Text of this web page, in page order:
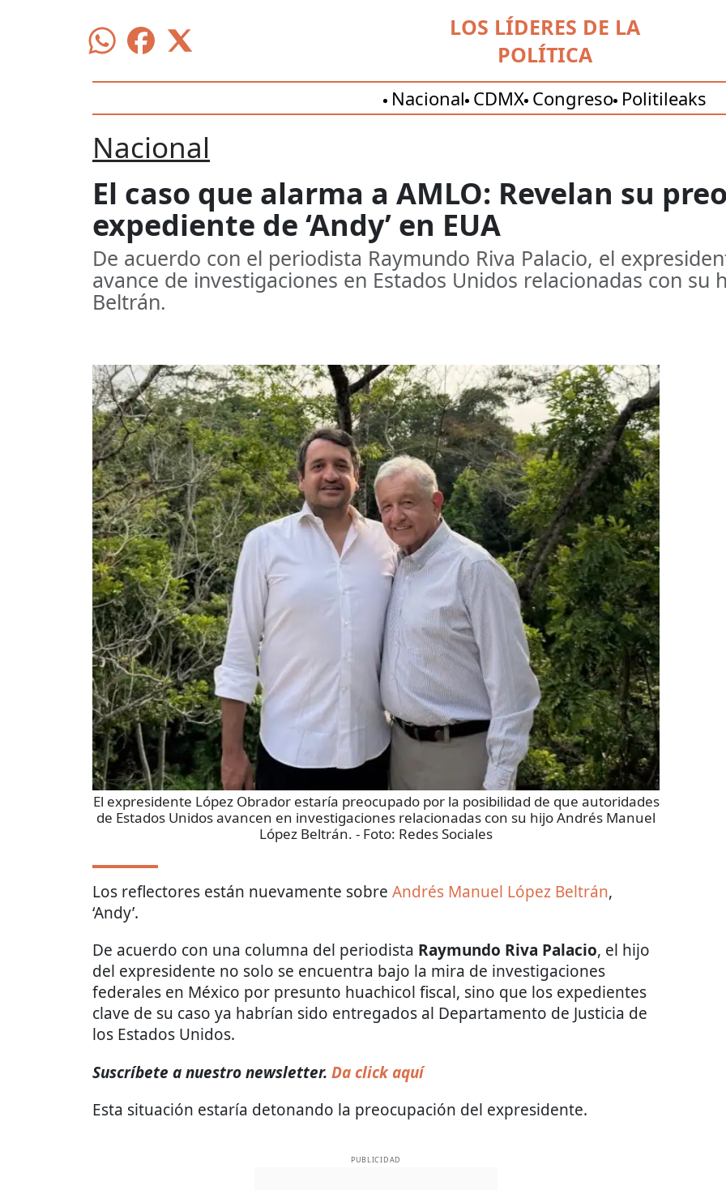
LOS LÍDERES DE LA
POLÍTICA
Nacional CDMX Congreso Politileaks
Nacional
El caso que alarma a AMLO: Revelan su
expediente de ‘Andy’ en EUA
De acuerdo con el periodista Raymundo Riva Palacio, el
avance de investigaciones en Estados Unidos relacionadas con su
Beltrán.
El expresidente López Obrador estaría preocupado por la posibilidad de que autoridades
de Estados Unidos avancen en investigaciones relacionadas con su hijo Andrés Manuel
López Beltrán. - Foto: Redes Sociales
Los reflectores están nuevamente sobre Andrés Manuel López Beltrán,
‘Andy’.
De acuerdo con una columna del periodista Raymundo Riva Palacio, el hijo
del expresidente no solo se encuentra bajo la mira de investigaciones
federales en México por presunto huachicol fiscal, sino que los expedientes
clave de su caso ya habrían sido entregados al Departamento de Justicia de
los Estados Unidos.
Suscríbete a nuestro newsletter. Da click aquí
Esta situación estaría detonando la preocupación del expresidente.
PUBLICIDAD